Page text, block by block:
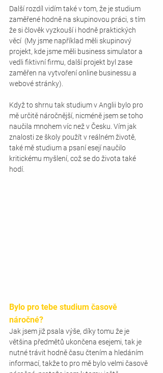
Další rozdíl vidím také v tom, že je studium
zaměřené hodně na skupinovou práci, s tím
že si člověk vyzkouší i hodně praktických
věcí  (My jsme například měli skupinový
projekt, kde jsme měli business simulator a
vedli fiktivní firmu, další projekt byl zase
zaměřen na vytvoření online businessu a
webové stránky).
Když to shrnu tak studium v Anglii bylo pro
mě určitě náročnější, nicméně jsem se toho
naučila mnohem víc než v Česku. Vím jak
znalosti ze školy použít v reálném životě,
také mě studium a psaní esejí naučilo
kritickému myšlení, což se do života také
hodí.
Bylo pro tebe studium časově
náročné?
Jak jsem již psala výše, díky tomu že je
většina předmětů ukončena esejemi, tak je
nutné trávit hodně času čtením a hledáním
informací, takže to pro mě bylo velmi časově